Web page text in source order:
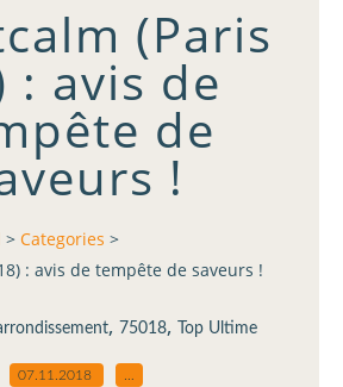
(Paris
: avis de
de
!
> Categories >
: avis de tempête de saveurs !
, 75018, Top Ultime
07.11.2018